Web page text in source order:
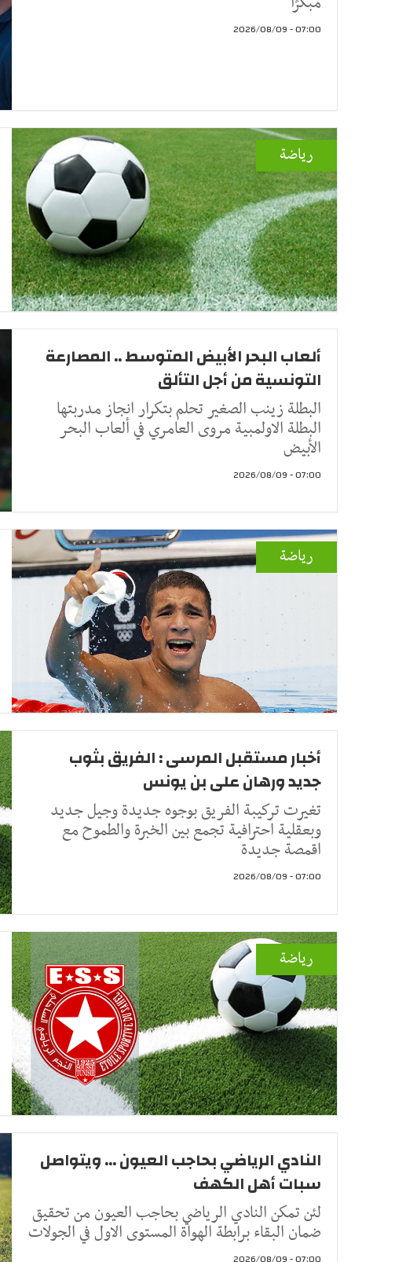
07:00 - 2026/08/09
رياضة
ألعاب البحر الأبيض المتوسط .. المصارعة
التونسية من أجل التألق
البطلة زينب الصغير تحلم بتكرار انجاز مدربتها
البطلة الاولمبية مروى العامري في ألعاب البحر
الأبيض
07:00 - 2026/08/09
رياضة
أخبار مستقبل المرسى : الفريق بثوب
جديد ورهان على بن يونس
تغيرت تركيبة الفريق بوجوه جديدة وجيل جديد
وبعقلية احترافية تجمع بين الخبرة والطموح مع
اقمصة جديدة
07:00 - 2026/08/09
رياضة
النادي الرياضي بحاجب العيون ... ويتواصل
سبات أهل الكهف
لئن تمكن النادي الرياضي بحاجب العيون من تحقيق
ضمان البقاء برابطة الهواة المستوى الاول في الجولات